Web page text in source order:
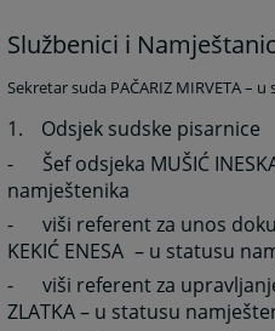
Službenici i
Sekretar suda PAČARIZ MIRVETA –
1.
Odsjek sudske pisarnice
-
Šef odsjeka MUŠIĆ
namještenika
-
viši referent za unos
KEKIĆ ENESA – u statusu
-
viši referent za
ZLATKA – u statusu